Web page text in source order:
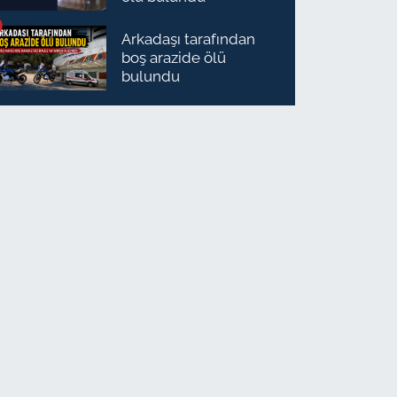
Arkadaşı tarafından
boş arazide ölü
bulundu